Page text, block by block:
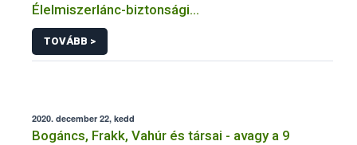
Élelmiszerlánc-biztonsági
Hivatal tevékenységéhez kötődő érintetti jogok
gyakorlásával összefüggő adatkezeléseihez
TOVÁBB >
2020. december 22, kedd
Bogáncs, Frakk, Vahúr és társai - avagy a 9